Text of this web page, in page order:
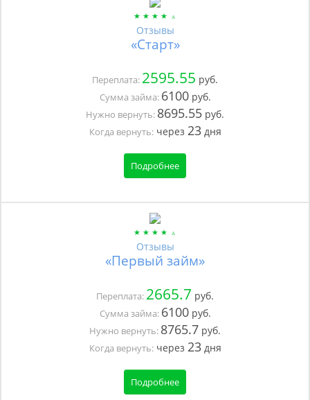
Отзывы
«Старт»
Переплата: 2595.55 руб.
Сумма займа: 6100руб.
Нужно вернуть: 8695.55 руб.
Когда вернуть:через 23дня
Подробнее
Отзывы
«Первый займ»
Переплата: 2665.7 руб.
Сумма займа: 6100руб.
Нужно вернуть: 8765.7 руб.
Когда вернуть:через 23дня
Подробнее